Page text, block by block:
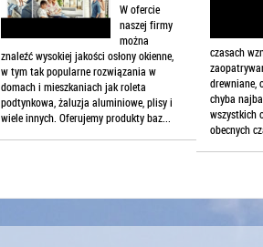
W ofercie
naszej firmy
można
znaleźć wysokiej jakości osłony okienne,
w tym tak popularne rozwiązania w
domach i mieszkaniach jak roleta
podtynkowa, żaluzja aluminiowe, plisy i
wiele innych. Oferujemy produkty baz...
czasach
drewniane,
chyba
wszystkich
obecnych